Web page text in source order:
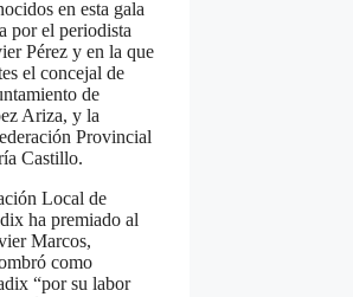
en esta gala
por el periodista
Pérez y en la que
el concejal de
de
Ariza, y la
Provincial
Castillo.
Local de
ha premiado al
Marcos,
como
“por su labor